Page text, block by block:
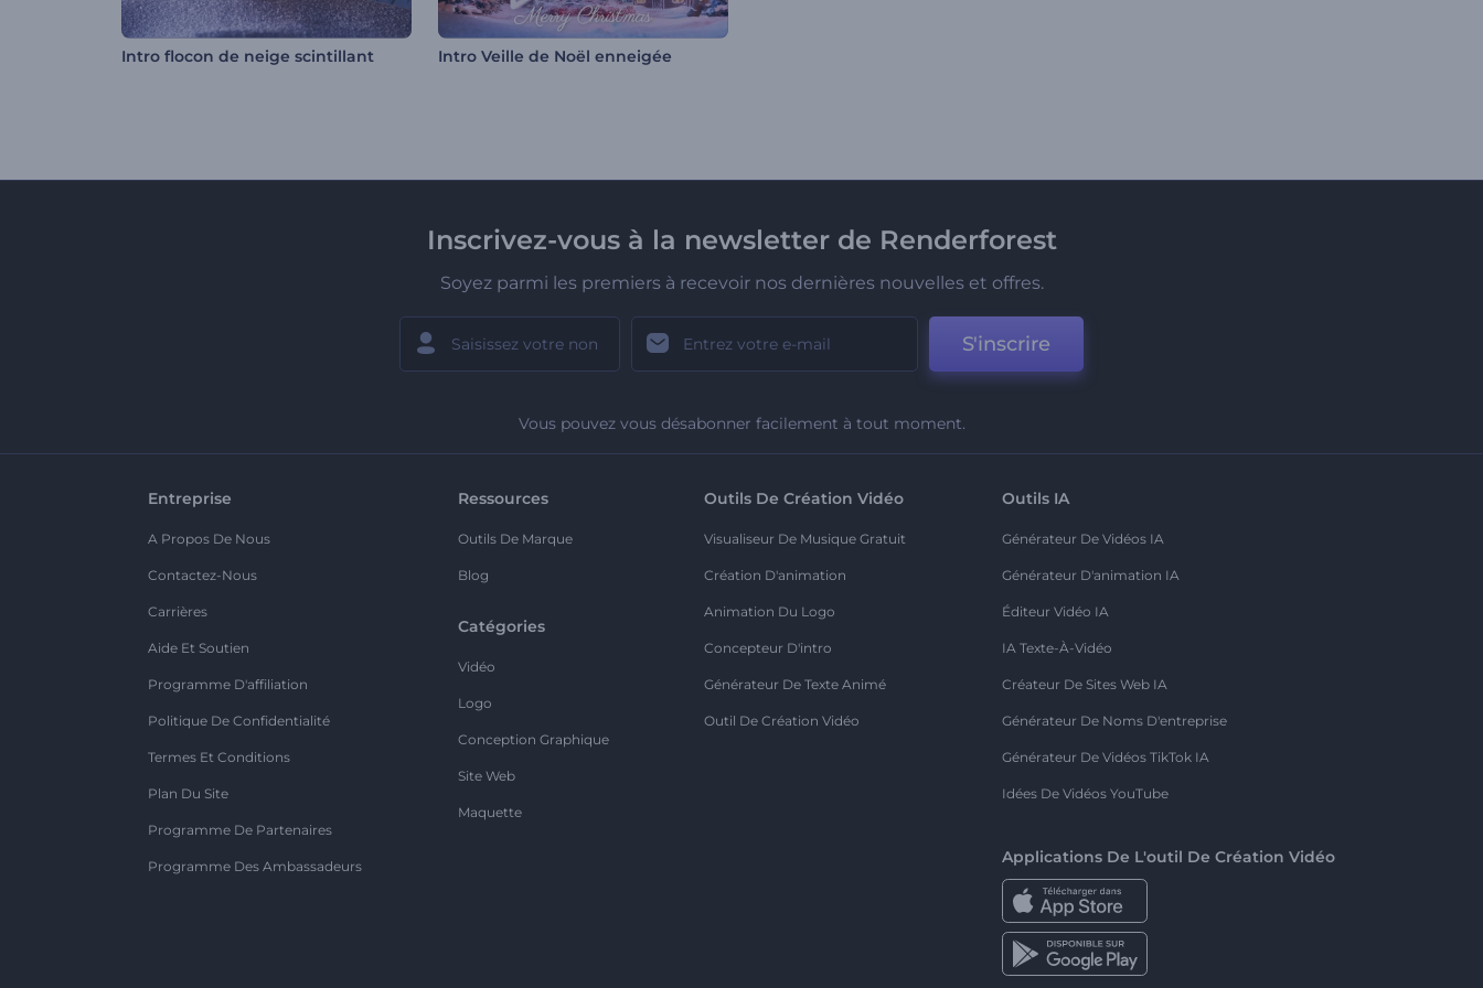
Intro flocon de neige scintillant Intro Veille de Noël enneigée
Inscrivez-vous à la newsletter de Renderforest
Soyez parmi les premiers à recevoir nos dernières nouvelles et offres.
S'inscrire
Vous pouvez vous désabonner facilement à tout moment.
Entreprise
A Propos De Nous
Contactez-Nous
Carrières
Aide Et Soutien
Programme D'affiliation
Politique De Confidentialité
Termes Et Conditions
Plan Du Site
Programme De Partenaires
Programme Des Ambassadeurs
Ressources
Outils De Marque
Blog
Catégories
Vidéo
Logo
Conception Graphique
Site Web
Maquette
Outils De Création Vidéo
Visualiseur De Musique Gratuit
Création D'animation
Animation Du Logo
Concepteur D'intro
Générateur De Texte Animé
Outil De Création Vidéo
Outils IA
Générateur De Vidéos IA
Générateur D'animation IA
Éditeur Vidéo IA
IA Texte-À-Vidéo
Créateur De Sites Web IA
Générateur De Noms D'entreprise
Générateur De Vidéos TikTok IA
Idées De Vidéos YouTube
Applications De L'outil De Création Vidéo